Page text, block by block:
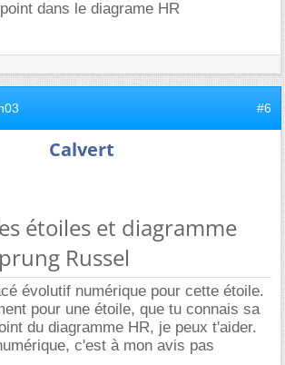
dans le diagrame HR
#6
Calvert
étoiles et diagramme
Russel
évolutif numérique pour cette étoile.
pour une étoile, que tu connais sa
du diagramme HR, je peux t'aider.
c'est à mon avis pas